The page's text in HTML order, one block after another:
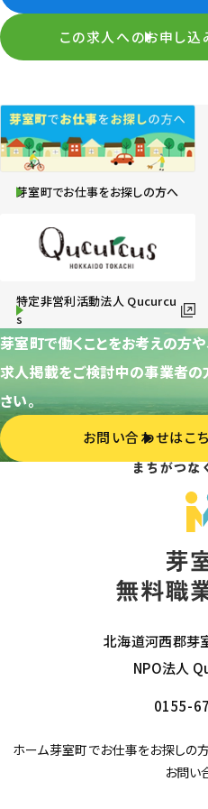
この求人へのお申し込
芽室町でお仕事をお探しの方へ
特定非営利活動法人 Qucurcu
s
芽室町で働くことをお考えの方や
求人掲載をご検討中の事業者の
さい。
お問い合わせはこ
北海道河西郡芽
NPO法人
0155-
ホーム芽室町でお仕事をお探しの
お問い